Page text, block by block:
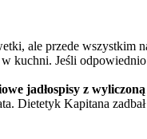
ale przede
Jeśli
jadłospisy z
Dietetyk Kapitana